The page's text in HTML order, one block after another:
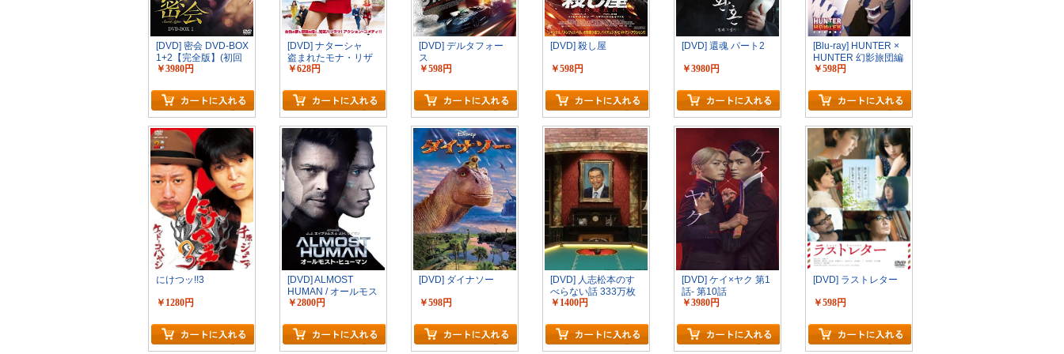
[DVD] 密会 DVD-BOX
1+2【完全版】(初回
生産限定版)
￥3980円
[DVD] ナターシャ
盗まれたモナ・リザ
を取り戻せ
￥628円
[DVD] デルタフォー
ス
￥598円
[DVD] 殺し屋
￥598円
[DVD] 還魂 パート2
￥3980円
[Blu-ray] HUNTER ×
HUNTER 幻影旅団編
2 2
￥598円
にけつッ!!3
￥1280円
[DVD] ALMOST
HUMAN / オールモス
ト・ヒューマン DVD-
￥2800円
[DVD] ダイナソー
￥598円
[DVD] 人志松本のす
べらない話 333万枚
突破記念 3大会収録
バラエティ」
￥1400円
[DVD] ケイ×ヤク 第1
話- 第10話
￥3980円
[DVD] ラストレター
￥598円